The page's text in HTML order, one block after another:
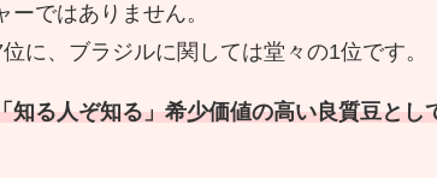
ではありません。
に、ブラジルに関しては堂々の1位です。
知る人ぞ知る」希少価値の高い良質豆とし